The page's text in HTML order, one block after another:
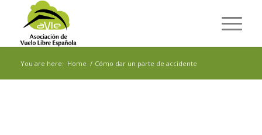
You are here: Home / Cómo dar un parte de accidente